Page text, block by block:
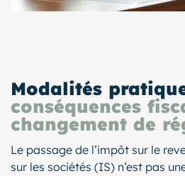
Modalités
conséquences
changement de
Le passage de l’impôt sur le
sur les sociétés (IS) n’est pas